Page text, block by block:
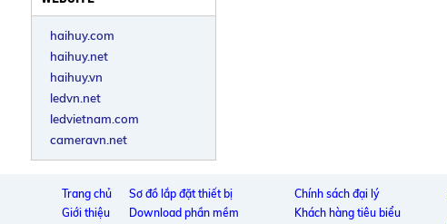
haihuy.com
haihuy.net
haihuy.vn
ledvn.net
ledvietnam.com
cameravn.net
Trang chủ
Giới thiệu
Sơ đồ lắp đặt thiết bị
Download phần mềm
Chính sách đại lý
Khách hàng tiêu biểu